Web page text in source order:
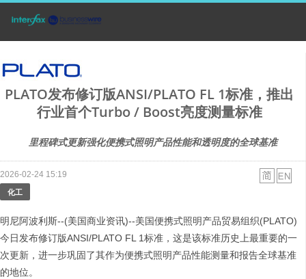
PLATO发布修订版ANSI/PLATO FL 1标准，推出
行业首个Turbo / Boost亮度测量标准
里程碑式更新强化便携式照明产品性能和透明度的全球基准
2026-02-24 15:19
化工
明尼阿波利斯--(美国商业资讯)--美国便携式照明产品贸易组织(PLATO)
今日发布修订版ANSI/PLATO FL 1标准，这是该标准历史上最重要的一
次更新，进一步巩固了其作为便携式照明产品性能测量和报告全球基准
的地位。